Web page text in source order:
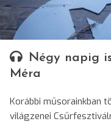
Négy napig
Méra
Korábbi műsorainkban
világzenei